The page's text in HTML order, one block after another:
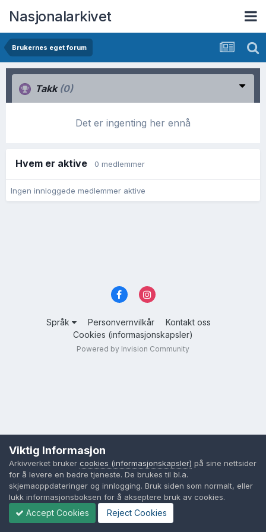
Nasjonalarkivet
Brukernes eget forum
Takk (0)
Det er ingenting her ennå
Hvem er aktive 0 medlemmer
Ingen innloggede medlemmer aktive
Språk Personvernvilkår
Kontakt oss
Cookies (informasjonskapsler)
Powered by Invision Community
Viktig Informasjon
Arkivverket bruker cookies (informasjonskapsler) på sine nettsider
for å levere en bedre tjeneste. De brukes til bl.a.
skjemaoppdateringer og innlogging. Bruk siden som normalt, eller
lukk informasjonsboksen for å akseptere bruk av cookies.
Accept Cookies Reject Cookies